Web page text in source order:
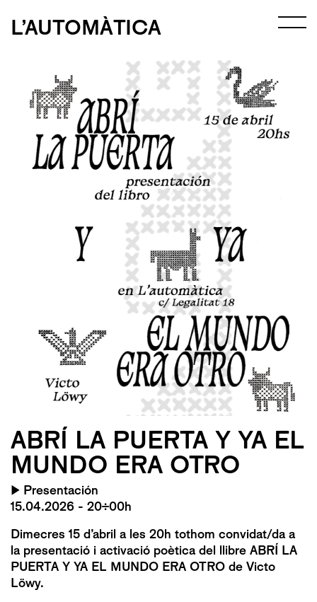
L’AUTOMÀTICA
ABRÍ LA PUERTA Y YA EL
MUNDO ERA OTRO
▶ Presentación
15.04.2026 - 20:00h
Dimecres 15 d’abril a les 20h tothom convidat/da a
la presentació i activació poètica del llibre ABRÍ LA
PUERTA Y YA EL MUNDO ERA OTRO de Victo
Löwy.